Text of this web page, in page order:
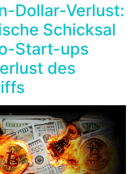
Dollar-Verlust:
Schicksal
Start-ups
des